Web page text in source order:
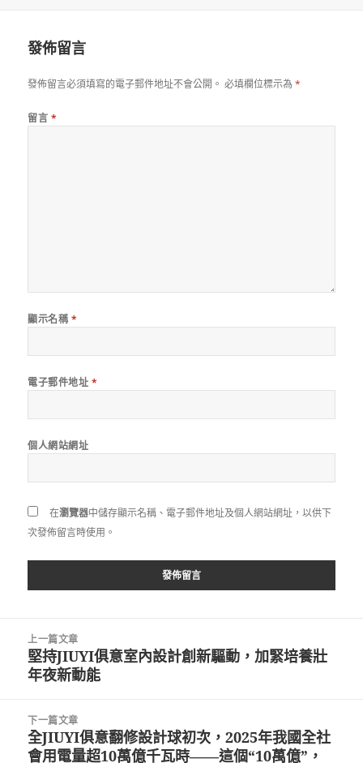
發佈留言
發佈留言必須填寫的電子郵件地址不會公開。 必填欄位標示為*
留言 *
顯示名稱 *
電子郵件地址 *
個人網站網址
在瀏覽器中儲存顯示名稱、電子郵件地址及個人網站網址，以供下
次發佈留言時使用。
上一篇文章
上
一
文
章:
堅持JIUYI俱意室內設計創新驅動，加緊培養壯
年夜新動能
下一篇文章
下
一
全JIUYI俱意翻修設計球初次，2025年我國全社
會用電量超10萬億千瓦時——這個“10萬億”，